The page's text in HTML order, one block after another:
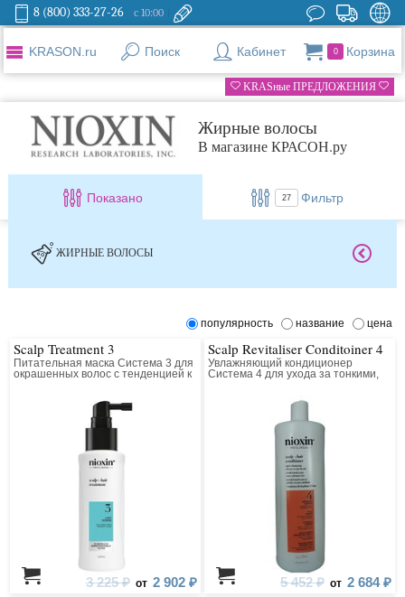
8 (800) 333-27-26 с 10:00
KRASON.ru Поиск Кабинет 0 Корзина
KRASные ПРЕДЛОЖЕНИЯ
Жирные волосы
В магазине КРАСОН.ру
Показано 27 Фильтр
ЖИРНЫЕ ВОЛОСЫ
популярность название цена
Scalp Treatment 3
Питательная маска Система 3 для
окрашенных волос с тенденцией к
3 225 ₽ от 2 902 ₽
Scalp Revitaliser Conditoiner 4
Увлажняющий кондиционер
Система 4 для ухода за тонкими,
(заметно редеющими)
5 452 ₽ от 2 684 ₽